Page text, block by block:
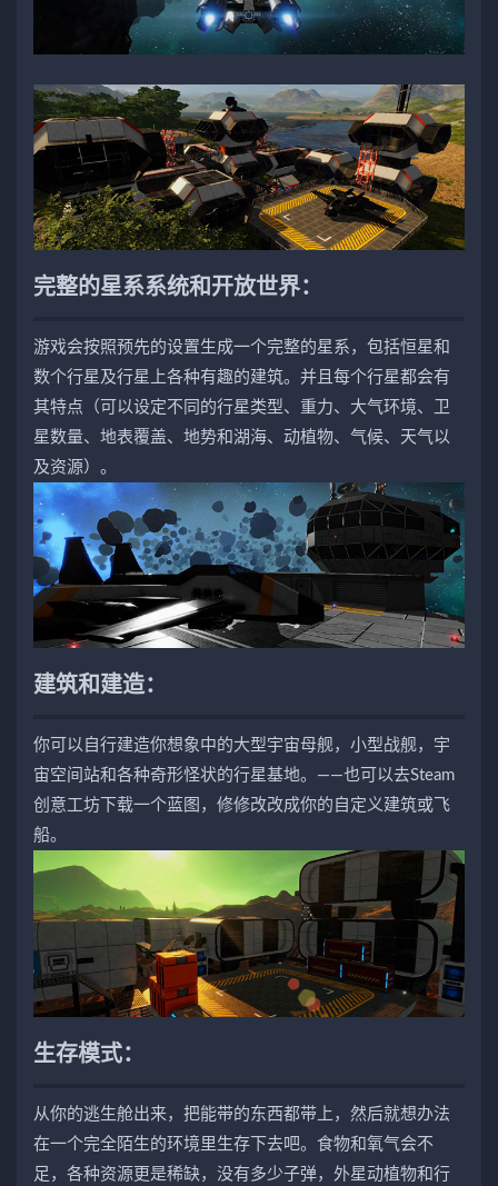
完整的星系系统和开放世界：
游戏会按照预先的设置生成一个完整的星系，包括恒星和
数个行星及行星上各种有趣的建筑。并且每个行星都会有
其特点（可以设定不同的行星类型、重力、大气环境、卫
星数量、地表覆盖、地势和湖海、动植物、气候、天气以
及资源）。
建筑和建造：
你可以自行建造你想象中的大型宇宙母舰，小型战舰，宇
宙空间站和各种奇形怪状的行星基地。——也可以去Steam
创意工坊下载一个蓝图，修修改改成你的自定义建筑或飞
船。
生存模式：
从你的逃生舱出来，把能带的东西都带上，然后就想办法
在一个完全陌生的环境里生存下去吧。食物和氧气会不
足，各种资源更是稀缺，没有多少子弹，外星动植物和行